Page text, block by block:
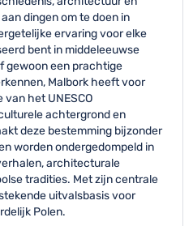
dingen om te doen in
ervaring voor elke
bent in middeleeuwse
gewoon een prachtige
Malbork heeft voor
het UNESCO
achtergrond en
deze bestemming bijzonder
worden ondergedompeld in
architecturale
tradities. Met zijn centrale
uitvalsbasis voor
Polen.